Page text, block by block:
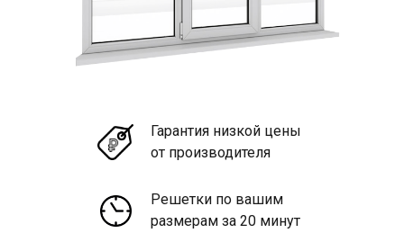
Гарантия низкой цены
от производителя
Решетки по вашим
размерам за 20 минут